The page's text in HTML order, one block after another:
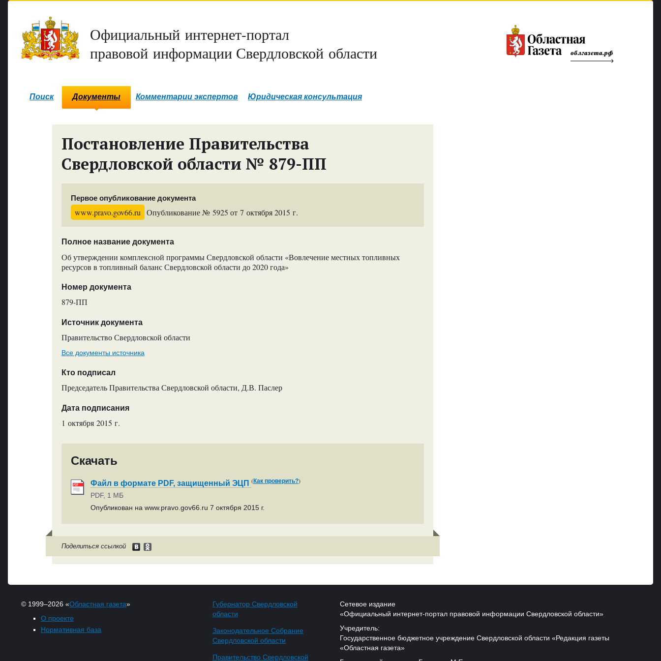
Официальный интернет-портал
правовой информации Свердловской области
Поиск Документы Комментарии экспертов Юридическая консультация
Постановление Правительства
Свердловской области № 879-ПП
Первое опубликование документа
www.pravo.gov66.ru Опубликование № 5925 от 7 октября 2015 г.
Полное название документа
Об утверждении комплексной программы Свердловской области «Вовлечение местных топливных
ресурсов в топливный баланс Свердловской области до 2020 года»
Номер документа
879-ПП
Источник документа
Правительство Свердловской области
Все документы источника
Кто подписал
Председатель Правительства Свердловской области, Д.В. Паслер
Дата подписания
1 октября 2015 г.
Скачать
Файл в формате PDF, защищенный ЭЦП (Как проверить?)
PDF, 1 МБ
Опубликован на www.pravo.gov66.ru 7 октября 2015 г.
Поделиться ссылкой
© 1999–2026 «Областная газета»
О проекте
Нормативная база
Губернатор Свердловской
области
Законодательное Собрание
Свердловской области
Правительство Свердловской
Сетевое издание
«Официальный интернет-портал правовой информации Свердловской области»
Учредитель:
Государственное бюджетное учреждение Свердловской области «Редакция газеты
«Областная газета»